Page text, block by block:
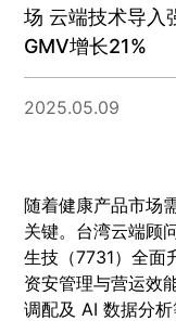
场 云端技术导入
GMV增长21%
2025.05.09
随着健康产品市场
关键。台湾云端顾
生技（7731）全面
资安管理与营运效
调配及 AI 数据分